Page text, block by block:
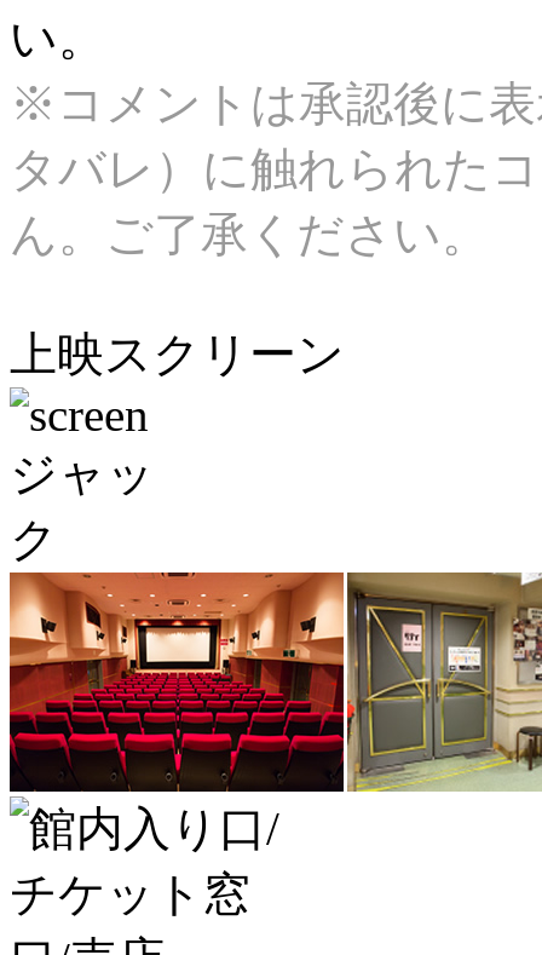
い。
※コメントは承認後に
タバレ）に触れられた
ん。ご了承ください。
上映スクリーン